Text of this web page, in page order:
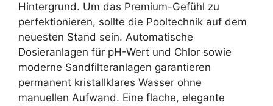
Hintergrund. Um das Premium-Gefühl zu
perfektionieren, sollte die Pooltechnik auf dem
neuesten Stand sein. Automatische
Dosieranlagen für pH-Wert und Chlor sowie
moderne Sandfilteranlagen garantieren
permanent kristallklares Wasser ohne
manuellen Aufwand. Eine flache, elegante